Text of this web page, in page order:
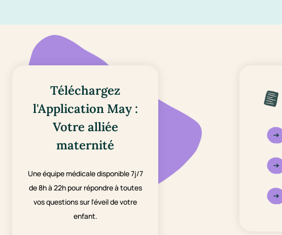
Téléchargez
l'Application May :
Votre alliée
maternité
Une équipe médicale disponible 7j/7
de 8h à 22h pour répondre à toutes
vos questions sur l'éveil de votre
enfant.